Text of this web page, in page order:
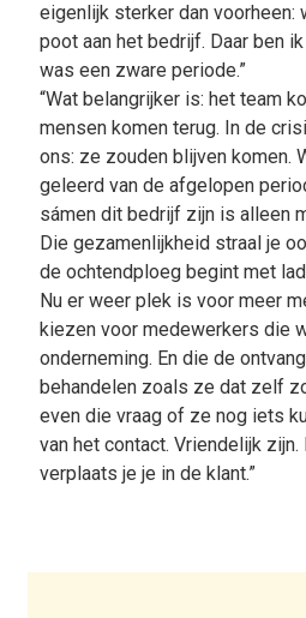
eigenlijk sterker dan voorheen:
poot aan het bedrijf. Daar ben
was een zware periode.”
“Wat belangrijker is: het team
mensen komen terug. In de
ons: ze zouden blijven komen.
geleerd van de afgelopen
sámen dit bedrijf zijn is alleen
Die gezamenlijkheid straal je
de ochtendploeg begint met
Nu er weer plek is voor meer
kiezen voor medewerkers die
onderneming. En die de
behandelen zoals ze dat zelf
even die vraag of ze nog iets
van het contact. Vriendelijk
verplaats je je in de klant.”